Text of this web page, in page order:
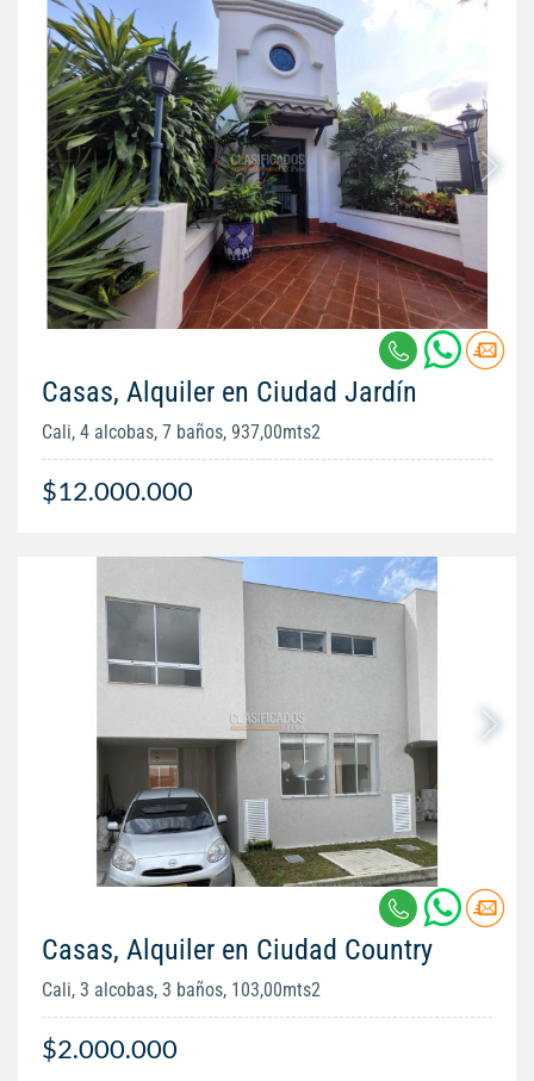
Casas, Alquiler en Ciudad Jardín
Cali, 4 alcobas, 7 baños, 937,00mts2
$12.000.000
Casas, Alquiler en Ciudad Country
Cali, 3 alcobas, 3 baños, 103,00mts2
$2.000.000